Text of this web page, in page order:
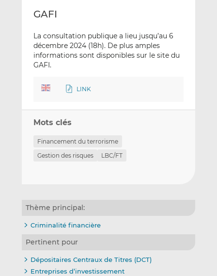
GAFI
La consultation publique a lieu jusqu’au 6
décembre 2024 (18h). De plus amples
informations sont disponibles sur le site du
GAFI.
LINK
Mots clés
Financement du terrorisme
Gestion des risques
LBC/FT
Thème principal:
Criminalité financière
Pertinent pour
Dépositaires Centraux de Titres (DCT)
Entreprises d’investissement